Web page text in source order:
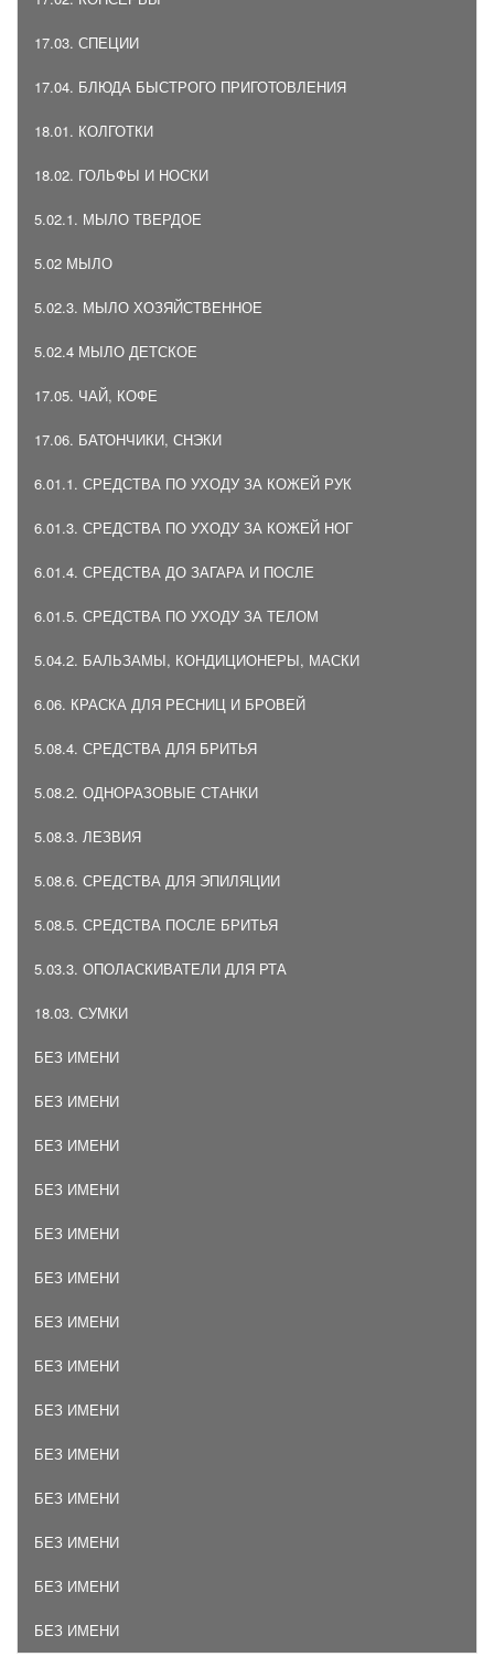
17.03. СПЕЦИИ
17.04. БЛЮДА БЫСТРОГО ПРИГОТОВЛЕНИЯ
18.01. КОЛГОТКИ
18.02. ГОЛЬФЫ И НОСКИ
5.02.1. МЫЛО ТВЕРДОЕ
5.02 МЫЛО
5.02.3. МЫЛО ХОЗЯЙСТВЕННОЕ
5.02.4 МЫЛО ДЕТСКОЕ
17.05. ЧАЙ, КОФЕ
17.06. БАТОНЧИКИ, СНЭКИ
6.01.1. СРЕДСТВА ПО УХОДУ ЗА КОЖЕЙ РУК
6.01.3. СРЕДСТВА ПО УХОДУ ЗА КОЖЕЙ НОГ
6.01.4. СРЕДСТВА ДО ЗАГАРА И ПОСЛЕ
6.01.5. СРЕДСТВА ПО УХОДУ ЗА ТЕЛОМ
5.04.2. БАЛЬЗАМЫ, КОНДИЦИОНЕРЫ, МАСКИ
6.06. КРАСКА ДЛЯ РЕСНИЦ И БРОВЕЙ
5.08.4. СРЕДСТВА ДЛЯ БРИТЬЯ
5.08.2. ОДНОРАЗОВЫЕ СТАНКИ
5.08.3. ЛЕЗВИЯ
5.08.6. СРЕДСТВА ДЛЯ ЭПИЛЯЦИИ
5.08.5. СРЕДСТВА ПОСЛЕ БРИТЬЯ
5.03.3. ОПОЛАСКИВАТЕЛИ ДЛЯ РТА
18.03. СУМКИ
БЕЗ ИМЕНИ
БЕЗ ИМЕНИ
БЕЗ ИМЕНИ
БЕЗ ИМЕНИ
БЕЗ ИМЕНИ
БЕЗ ИМЕНИ
БЕЗ ИМЕНИ
БЕЗ ИМЕНИ
БЕЗ ИМЕНИ
БЕЗ ИМЕНИ
БЕЗ ИМЕНИ
БЕЗ ИМЕНИ
БЕЗ ИМЕНИ
БЕЗ ИМЕНИ